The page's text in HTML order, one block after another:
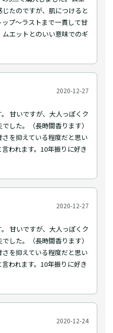
たのですが、肌につけると
プ〜ラストまで一貫して甘
エットとのいい意味でのギ
2020-12-27
甘いですが、大人っぽくク
した。（長時間香ります）
を抑えている程度だと思い
われます。10年振りに好き
2020-12-27
甘いですが、大人っぽくク
した。（長時間香ります）
を抑えている程度だと思い
われます。10年振りに好き
2020-12-24